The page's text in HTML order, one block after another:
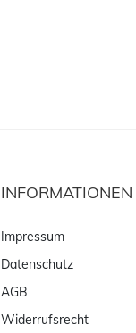
INFORMATIONEN
Impressum
Datenschutz
AGB
Widerrufsrecht